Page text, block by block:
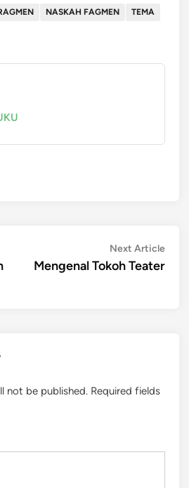
NASKAH FAGMEN TEMA
Next ArticleNext
Mengenal Tokoh Teater
not be published. Required fields